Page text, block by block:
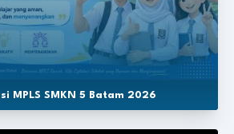
MPLS SMKN 5 Batam 2026